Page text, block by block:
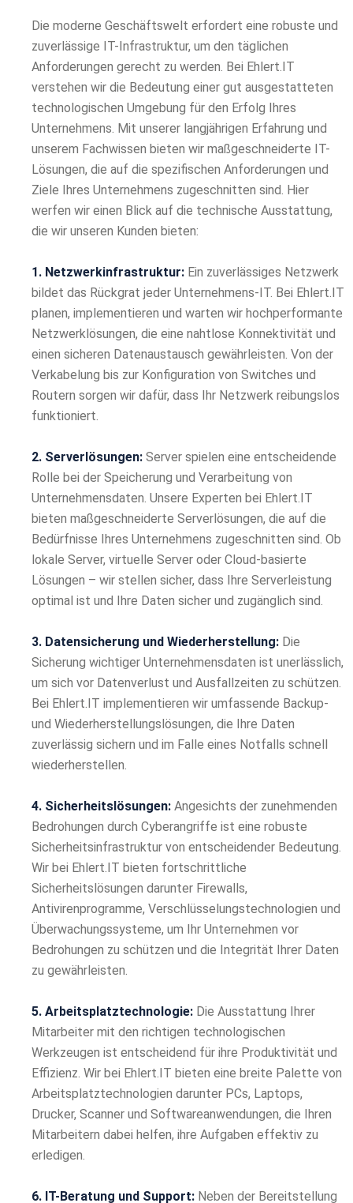
Die moderne Geschäftswelt erfordert eine robuste und
zuverlässige IT-Infrastruktur, um den täglichen
Anforderungen gerecht zu werden. Bei Ehlert.IT
verstehen wir die Bedeutung einer gut ausgestatteten
technologischen Umgebung für den Erfolg Ihres
Unternehmens. Mit unserer langjährigen Erfahrung und
unserem Fachwissen bieten wir maßgeschneiderte IT-
Lösungen, die auf die spezifischen Anforderungen und
Ziele Ihres Unternehmens zugeschnitten sind. Hier
werfen wir einen Blick auf die technische Ausstattung,
die wir unseren Kunden bieten:
1. Netzwerkinfrastruktur: Ein zuverlässiges Netzwerk
bildet das Rückgrat jeder Unternehmens-IT. Bei Ehlert.IT
planen, implementieren und warten wir hochperformante
Netzwerklösungen, die eine nahtlose Konnektivität und
einen sicheren Datenaustausch gewährleisten. Von der
Verkabelung bis zur Konfiguration von Switches und
Routern sorgen wir dafür, dass Ihr Netzwerk reibungslos
funktioniert.
2. Serverlösungen: Server spielen eine entscheidende
Rolle bei der Speicherung und Verarbeitung von
Unternehmensdaten. Unsere Experten bei Ehlert.IT
bieten maßgeschneiderte Serverlösungen, die auf die
Bedürfnisse Ihres Unternehmens zugeschnitten sind. Ob
lokale Server, virtuelle Server oder Cloud-basierte
Lösungen – wir stellen sicher, dass Ihre Serverleistung
optimal ist und Ihre Daten sicher und zugänglich sind.
3. Datensicherung und Wiederherstellung: Die
Sicherung wichtiger Unternehmensdaten ist unerlässlich,
um sich vor Datenverlust und Ausfallzeiten zu schützen.
Bei Ehlert.IT implementieren wir umfassende Backup-
und Wiederherstellungslösungen, die Ihre Daten
zuverlässig sichern und im Falle eines Notfalls schnell
wiederherstellen.
4. Sicherheitslösungen: Angesichts der zunehmenden
Bedrohungen durch Cyberangriffe ist eine robuste
Sicherheitsinfrastruktur von entscheidender Bedeutung.
Wir bei Ehlert.IT bieten fortschrittliche
Sicherheitslösungen darunter Firewalls,
Antivirenprogramme, Verschlüsselungstechnologien und
Überwachungssysteme, um Ihr Unternehmen vor
Bedrohungen zu schützen und die Integrität Ihrer Daten
zu gewährleisten.
5. Arbeitsplatztechnologie: Die Ausstattung Ihrer
Mitarbeiter mit den richtigen technologischen
Werkzeugen ist entscheidend für ihre Produktivität und
Effizienz. Wir bei Ehlert.IT bieten eine breite Palette von
Arbeitsplatztechnologien darunter PCs, Laptops,
Drucker, Scanner und Softwareanwendungen, die Ihren
Mitarbeitern dabei helfen, ihre Aufgaben effektiv zu
erledigen.
6. IT-Beratung und Support: Neben der Bereitstellung